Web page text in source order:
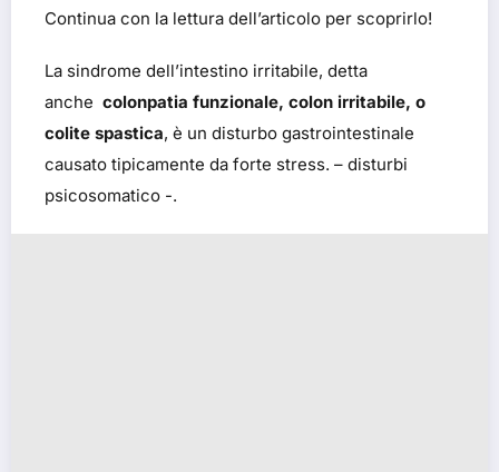
Continua con la lettura dell’articolo per scoprirlo!
La sindrome dell’intestino irritabile, detta
anche colonpatia funzionale, colon irritabile, o
colite spastica, è un disturbo gastrointestinale
causato tipicamente da forte stress. – disturbi
psicosomatico -.